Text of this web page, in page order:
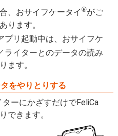
、おサイフケータイ ®がご
ります。
プリ起動中は、おサイフケ
ライターとのデータの読み
ます。
をやりとりする
ーにかざすだけでFeliCa
できます。